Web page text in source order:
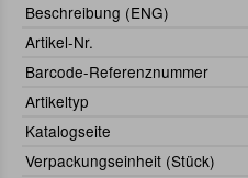
Beschreibung (ENG)
Artikel-Nr.
Barcode-Referenznummer
Artikeltyp
Katalogseite
Verpackungseinheit (Stück)